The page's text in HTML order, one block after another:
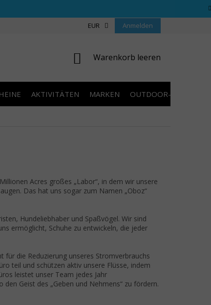
ÜBER UNS COOKIES
EUR Anmelden
WARENKORB
Warenkorb leeren
AKTIVITÄTEN MARKEN OUTDOOR-
Acres großes „Labor“, in dem wir unsere
Das hat uns sogar zum Namen „Oboz“
Hundeliebhaber und Spaßvögel. Wir sind
ermöglicht, Schuhe zu entwickeln, die jeder
die Reduzierung unseres Stromverbrauchs
teil und schützen aktiv unsere Flüsse, indem
leistet unser Team jedes Jahr
Geist des „Geben und Nehmens“ zu fördern.